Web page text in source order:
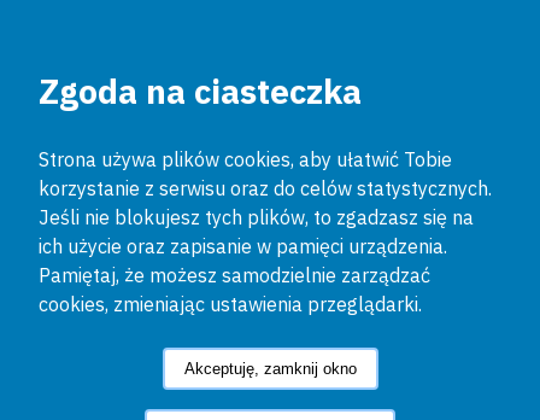
Zgoda na ciasteczka
Strona używa plików cookies, aby ułatwić Tobie
korzystanie z serwisu oraz do celów statystycznych.
Jeśli nie blokujesz tych plików, to zgadzasz się na
ich użycie oraz zapisanie w pamięci urządzenia.
Pamiętaj, że możesz samodzielnie zarządzać
cookies, zmieniając ustawienia przeglądarki.
Akceptuję, zamknij okno